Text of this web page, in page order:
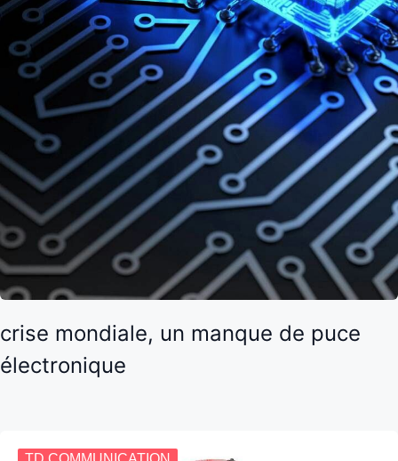
crise mondiale, un manque de puce
électronique